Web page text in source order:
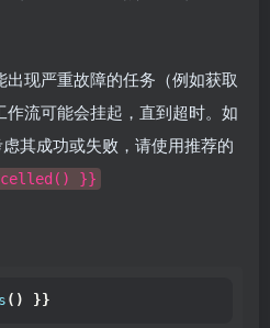
出现严重故障的任务（例如获取
作流可能会挂起，直到超时。如
其成功或失败，请使用推荐的
}}
() }}